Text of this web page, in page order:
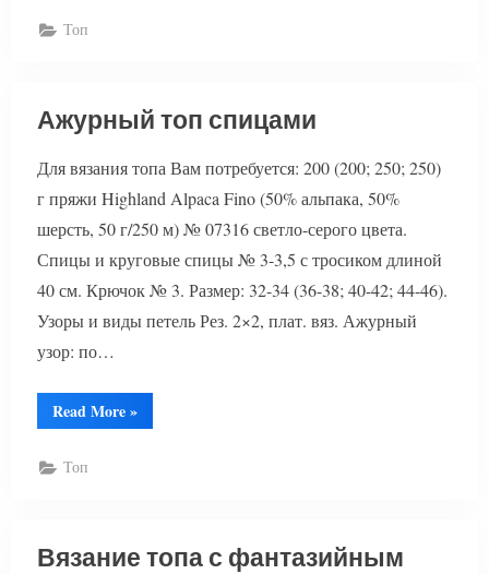
Топ
Ажурный топ спицами
Для вязания топа Вам потребуется: 200 (200; 250; 250)
г пряжи Highland Alpaca Fino (50% альпака, 50%
шерсть, 50 г/250 м) № 07316 светло-серого цвета.
Спицы и круговые спицы № 3-3,5 с тросиком длиной
40 см. Крючок № 3. Размер: 32-34 (36-38; 40-42; 44-46).
Узоры и виды петель Рез. 2×2, плат. вяз. Ажурный
узор: по…
Read More“Ажурный
топ
»
Топ
Вязание топа с фантазийным